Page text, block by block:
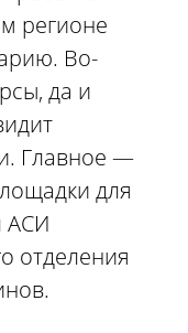
регионе
Во-
да и
Главное —
для
АСИ
отделения